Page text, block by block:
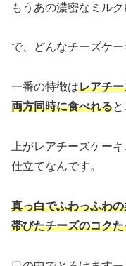
もうあの濃密なミル
で、どんなチーズケー
一番の特徴はレアチ
両方同時に食べれると
上がレアチーズケー
仕立てなんです。
真っ白でふわっふわ
帯びたチーズのコク